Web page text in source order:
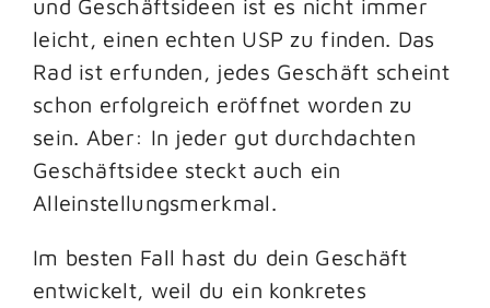
und Geschäftsideen ist es nicht immer
leicht, einen echten USP zu finden. Das
Rad ist erfunden, jedes Geschäft scheint
schon erfolgreich eröffnet worden zu
sein. Aber: In jeder gut durchdachten
Geschäftsidee steckt auch ein
Alleinstellungsmerkmal.
Im besten Fall hast du dein Geschäft
entwickelt, weil du ein konkretes